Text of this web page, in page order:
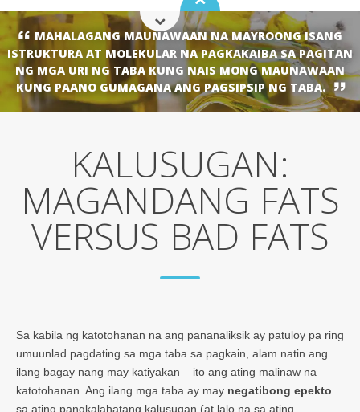
MAHALAGANG MAUNAWAAN NA MAYROONG ISANG
ISTRUKTURA AT MOLEKULAR NA PAGKAKAIBA SA PAGITAN
NG MGA URI NG TABA KUNG NAIS MONG MAUNAWAAN
KUNG PAANO GUMAGANA ANG PAGSIPSIP NG TABA.
KALUSUGAN:
MAGANDANG FATS
VERSUS BAD FATS
Sa kabila ng katotohanan na ang pananaliksik ay patuloy pa ring
umuunlad pagdating sa mga taba sa pagkain, alam natin ang
ilang bagay nang may katiyakan – ito ang ating malinaw na
katotohanan. Ang ilang mga taba ay may negatibong epekto
sa ating pangkalahatang kalusugan (at lalo na sa ating